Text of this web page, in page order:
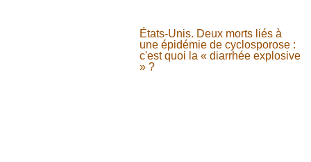
États-Unis. Deux morts liés à
une épidémie de cyclosporose :
c'est quoi la « diarrhée explosive
» ?